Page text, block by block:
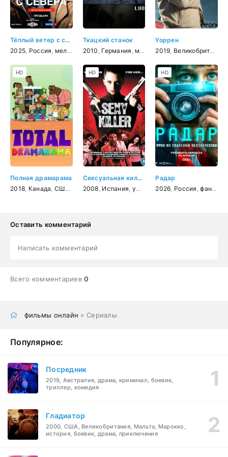
Тёплый ветер с севера
2025 Россия мелодрама
Ткацкий станок
2010 Германия мультфильм ,
Уоррен
2019 Великобритания
Полная драмарама
2018 Канада США , мультфильм,комедия, семейный
HD
Сексуальная киллерша
2008 Испания ужасы ,фантастика,триллер
HD
Радар
2026 Россия ,фантастика
HD
Оставить комментарий
Написать комментарий
Всего комментариев0
фильмы онлайн » Сериалы
Популярное:
Посредник
2019, Австралия, драма, криминал, боевик,
триллер, комедия
Гладиатор
2000, США, Великобритания, Мальта, Марокко,
история, боевик, драма, приключения